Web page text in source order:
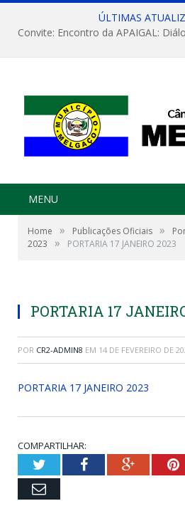
ÚLTIMAS
MENU
Home » Publicações Oficiais »
2023
» PORTARIA 17 JANEIRO 2023
PORTARIA 17
POR CR2-ADMIN8 EM 14 DE FEVEREIRO DE
PORTARIA 17 JANEIRO 2023
COMPARTILHAR:
TwitterFacebookGoogle+
Email